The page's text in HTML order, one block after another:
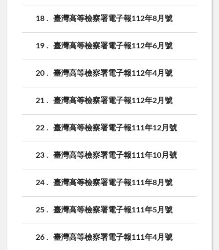
18 臺灣高等檢察署電子報112年8月號
19 臺灣高等檢察署電子報112年6月號
20 臺灣高等檢察署電子報112年4月號
21 臺灣高等檢察署電子報112年2月號
22 臺灣高等檢察署電子報111年12月號
23 臺灣高等檢察署電子報111年10月號
24 臺灣高等檢察署電子報111年8月號
25 臺灣高等檢察署電子報111年5月號
26 臺灣高等檢察署電子報111年4月號